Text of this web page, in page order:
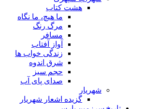
هشت کتاب
ما هیچ، ما نگاه
مرگ رنگ
مسافر
آواز آفتاب
زندگی خواب ها
شرق اندوه
حجم سبز
صدای پای آب
شهریار
گزیده اشعار شهریار